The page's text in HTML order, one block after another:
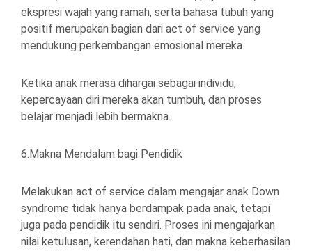
ekspresi wajah yang ramah, serta bahasa tubuh yang
positif merupakan bagian dari act of service yang
mendukung perkembangan emosional mereka.
Ketika anak merasa dihargai sebagai individu,
kepercayaan diri mereka akan tumbuh, dan proses
belajar menjadi lebih bermakna.
6.Makna Mendalam bagi Pendidik
Melakukan act of service dalam mengajar anak Down
syndrome tidak hanya berdampak pada anak, tetapi
juga pada pendidik itu sendiri. Proses ini mengajarkan
nilai ketulusan, kerendahan hati, dan makna keberhasilan